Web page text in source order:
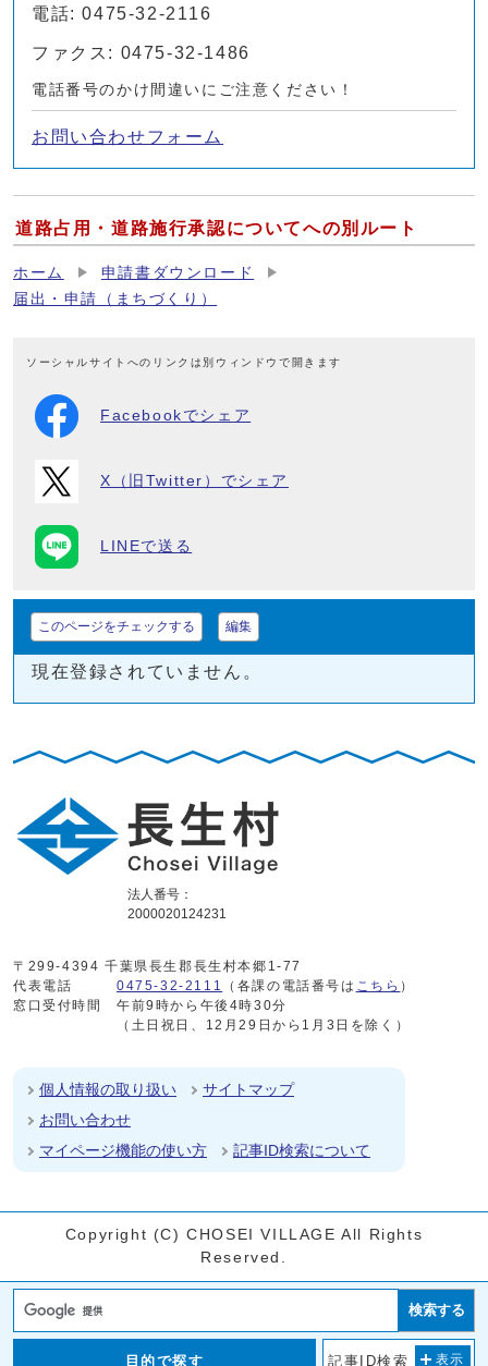
電話: 0475-32-2116
ファクス: 0475-32-1486
電話番号のかけ間違いにご注意ください！
お問い合わせフォーム
道路占用・道路施行承認についてへの別ルート
ホーム
申請書ダウンロード
届出・申請（まちづくり）
ソーシャルサイトへのリンクは別ウィンドウで開きます
Facebookでシェア
X（旧Twitter）でシェア
LINEで送る
このページをチェックする 編集
現在登録されていません。
法人番号：
2000020124231
〒299-4394 千葉県長生郡長生村本郷1-77
代表電話
0475-32-2111 （各課の電話番号は こちら ）
窓口受付時間
午前9時から午後4時30分
（土日祝日、12月29日から1月3日を除く）
個人情報の取り扱い
サイトマップ
お問い合わせ
マイページ機能の使い方
記事ID検索について
Copyright (C) CHOSEI VILLAGE All Rights
Reserved.
検索する
目的で探す 記事ID検索 表示